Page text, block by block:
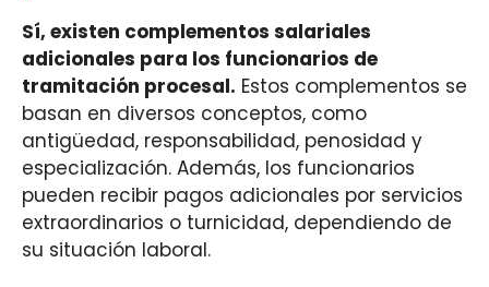
Sí, existen complementos salariales
adicionales para los funcionarios de
tramitación procesal. Estos complementos se
basan en diversos conceptos, como
antigüedad, responsabilidad, penosidad y
especialización. Además, los funcionarios
pueden recibir pagos adicionales por servicios
extraordinarios o turnicidad, dependiendo de
su situación laboral.